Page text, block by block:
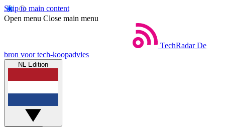
Skip to main content
Open menu Close main menu
TechRadar De
bron voor tech-koopadvies
NL Edition